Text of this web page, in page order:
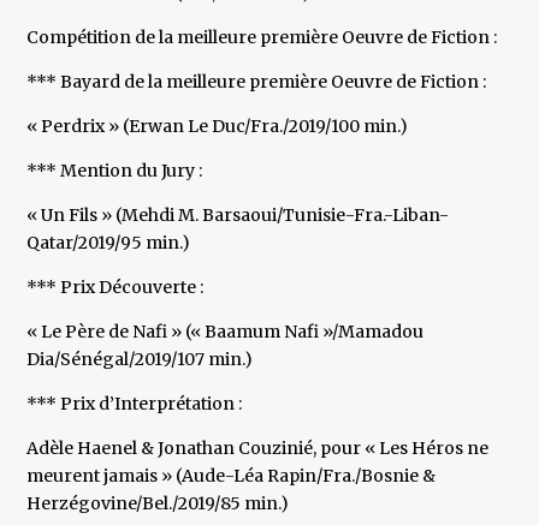
Compétition de la meilleure première Oeuvre de Fiction :
*** Bayard de la meilleure première Oeuvre de Fiction :
« Perdrix » (Erwan Le Duc/Fra./2019/100 min.)
*** Mention du Jury :
« Un Fils » (Mehdi M. Barsaoui/Tunisie-Fra.-Liban-
Qatar/2019/95 min.)
*** Prix Découverte :
« Le Père de Nafi » (« Baamum Nafi »/Mamadou
Dia/Sénégal/2019/107 min.)
*** Prix d’Interprétation :
Adèle Haenel & Jonathan Couzinié, pour « Les Héros ne
meurent jamais » (Aude-Léa Rapin/Fra./Bosnie &
Herzégovine/Bel./2019/85 min.)